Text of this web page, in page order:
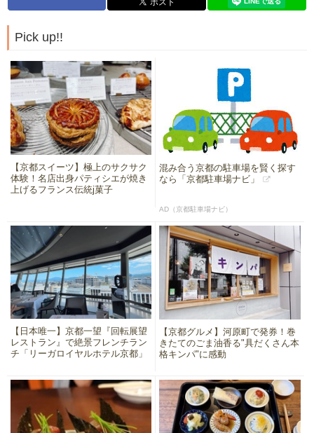
Pick up!!
【京都スイーツ】極上のサクサク
体験！名店出身パティシエが焼き
上げるフランス伝統j菓子
混み合う京都の駐車場を賢く探す
なら「京都駐車場ナビ」
AD（京都駐車場ナビ）
【日本唯一】京都一望『回転展望
レストラン』で絶景フレンチラン
チ「リーガロイヤルホテル京都」
【京都グルメ】河原町で発券！巻
きたてのごま油香る"具だくさん本
格キンパ"に感動